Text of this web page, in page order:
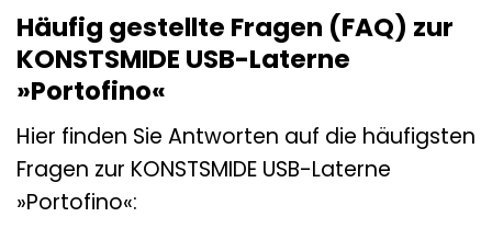
Häufig gestellte Fragen (FAQ) zur
KONSTSMIDE USB-Laterne
»Portofino«
Hier finden Sie Antworten auf die häufigsten
Fragen zur KONSTSMIDE USB-Laterne
»Portofino«: